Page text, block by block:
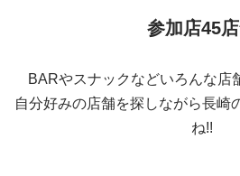
参加店45
BARやスナックなどいろんな店
自分好みの店舗を探しながら長崎
ね!!